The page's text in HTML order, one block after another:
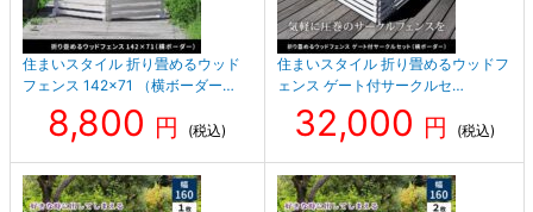
住まいスタイル 折り畳めるウッド
フェンス 142×71 （横ボーダー…
8,800 円 (税込)
住まいスタイル 折り畳めるウッドフ
ェンス ゲート付サークルセ…
32,000 円 (税込)